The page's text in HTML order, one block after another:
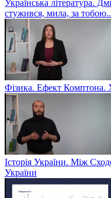
Українська література.
стужився, мила, за
Фізика. Ефект Комптона.
Історія України. Між
України